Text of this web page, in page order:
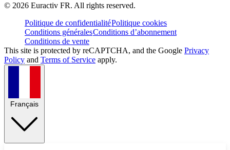
© 2026 Euractiv FR. All rights reserved.
Politique de confidentialitéPolitique cookies
Conditions généralesConditions d’abonnement
Conditions de vente
This site is protected by reCAPTCHA, and the Google Privacy
Policy and Terms of Service apply.
Français